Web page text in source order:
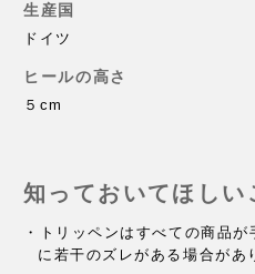
生産国
ドイツ
ヒールの高さ
５cm
知っておいてほしい
・トリッペンはすべての商品が
に若干のズレがある場合があ